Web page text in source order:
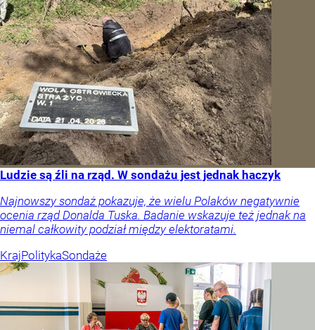
Ludzie są źli na rząd. W sondażu jest jednak haczyk
Najnowszy sondaż pokazuje, że wielu Polaków negatywnie
ocenia rząd Donalda Tuska. Badanie wskazuje też jednak na
niemal całkowity podział między elektoratami.
KrajPolitykaSondaże